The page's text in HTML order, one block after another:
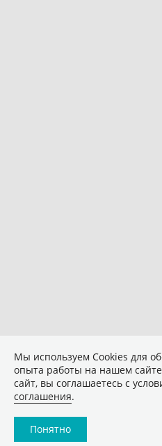
Мы используем Сookies для
опыта работы на нашем
сайт, вы соглашаетесь с
соглашения.
Понятно